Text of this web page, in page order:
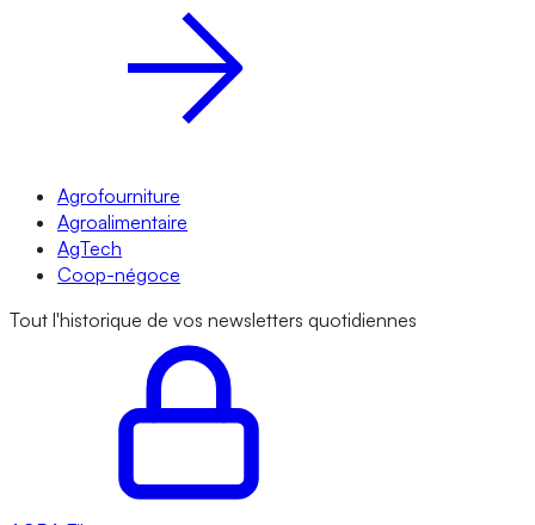
Agrofourniture
Agroalimentaire
AgTech
Coop-négoce
Tout l'historique de vos newsletters quotidiennes